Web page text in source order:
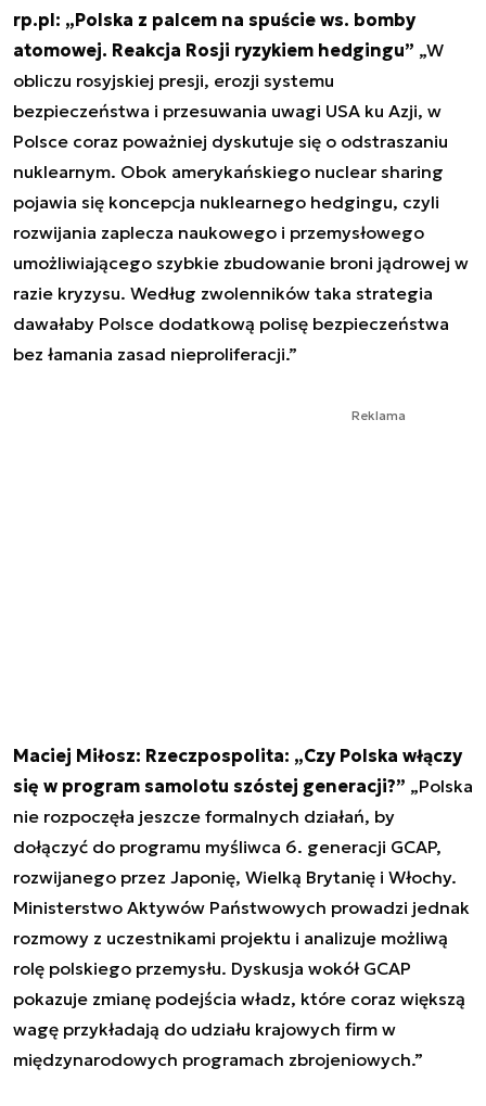
rp.pl: „Polska z palcem na spuście ws. bomby
atomowej. Reakcja Rosji ryzykiem hedgingu” „W
obliczu rosyjskiej presji, erozji systemu
bezpieczeństwa i przesuwania uwagi USA ku Azji, w
Polsce coraz poważniej dyskutuje się o odstraszaniu
nuklearnym. Obok amerykańskiego nuclear sharing
pojawia się koncepcja nuklearnego hedgingu, czyli
rozwijania zaplecza naukowego i przemysłowego
umożliwiającego szybkie zbudowanie broni jądrowej w
razie kryzysu. Według zwolenników taka strategia
dawałaby Polsce dodatkową polisę bezpieczeństwa
bez łamania zasad nieproliferacji.”
Reklama
Maciej Miłosz: Rzeczpospolita: „Czy Polska włączy
się w program samolotu szóstej generacji?” „Polska
nie rozpoczęła jeszcze formalnych działań, by
dołączyć do programu myśliwca 6. generacji GCAP,
rozwijanego przez Japonię, Wielką Brytanię i Włochy.
Ministerstwo Aktywów Państwowych prowadzi jednak
rozmowy z uczestnikami projektu i analizuje możliwą
rolę polskiego przemysłu. Dyskusja wokół GCAP
pokazuje zmianę podejścia władz, które coraz większą
wagę przykładają do udziału krajowych firm w
międzynarodowych programach zbrojeniowych.”